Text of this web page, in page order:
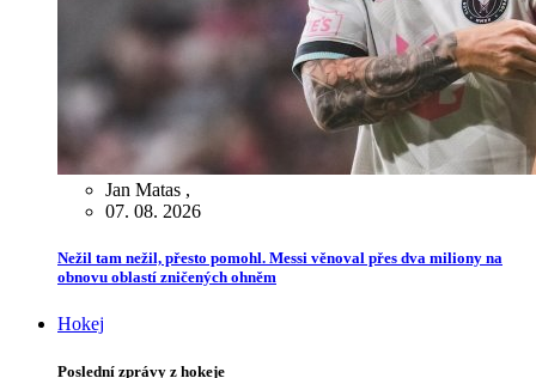
Jan Matas ,
07. 08. 2026
Nežil tam nežil, přesto pomohl. Messi věnoval přes dva miliony na
obnovu oblastí zničených ohněm
Hokej
Poslední zprávy z hokeje